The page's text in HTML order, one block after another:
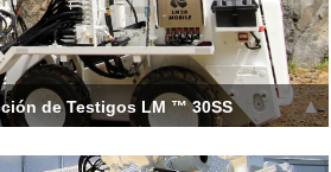
de Testigos LM ™ 30SS
de alimentación y la bomba de agua.